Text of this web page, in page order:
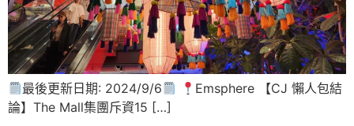
最後更新日期: 2024/9/6
Emsphere 【CJ 懶人包結
論】The Mall集團斥資15 […]